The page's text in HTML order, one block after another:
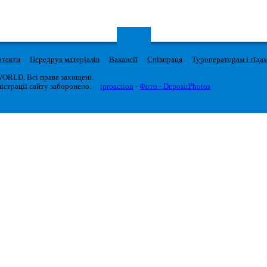
Передрук матеріалів Вакансії Співпраця Туроператорам і
Всі права захищені.
сайту заборонено.
iproaction - Фото - DepositPhotos